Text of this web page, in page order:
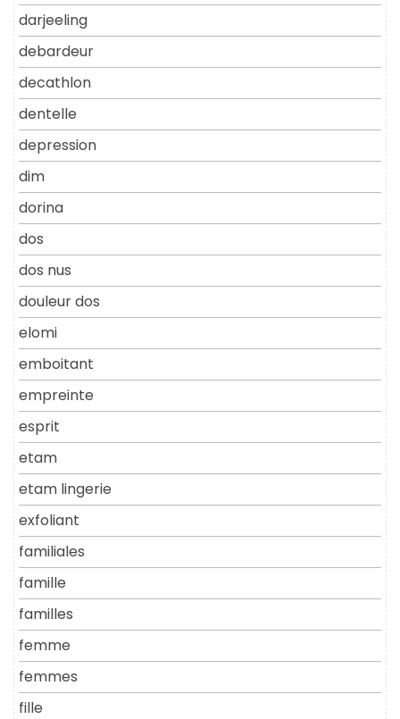
darjeeling
debardeur
decathlon
dentelle
depression
dim
dorina
dos
dos nus
douleur dos
elomi
emboitant
empreinte
esprit
etam
etam lingerie
exfoliant
familiales
famille
familles
femme
femmes
fille